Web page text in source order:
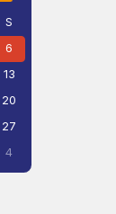
S
6
13
20
27
4